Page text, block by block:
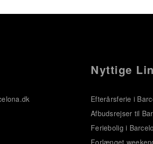
Nyttige
Efterårsferie i
Afbudsrejser til
Feriebolig i
Forlænget